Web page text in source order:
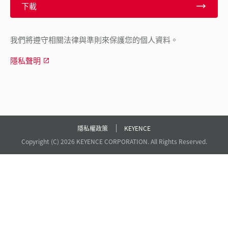
下載
我們將遵守相關法律與準則來保護您的個人資料。
隱私聲明
隱私權政策
KEYENCE
Copyright (C) 2026 KEYENCE CORPORATION. All Rights Reserved.